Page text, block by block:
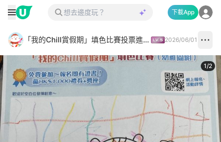
下載App
「我的Chill賞假期」填色比賽投票進行中✅ 2026/06/01
1/2